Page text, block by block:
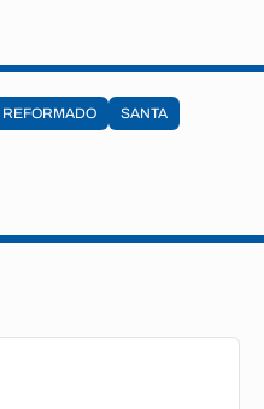
REFORMADO SANTA